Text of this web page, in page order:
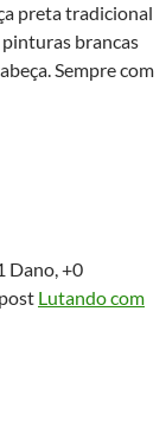
preta tradicional
brancas
Sempre com
Dano, +0
Lutando com